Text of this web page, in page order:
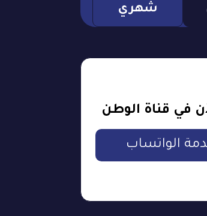
شهري
في قناة الوطن
الواتساب